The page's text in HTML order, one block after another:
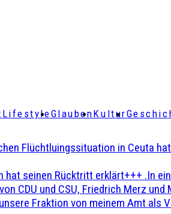
LifestyleGlaubenKultur
Flüchtluingssituation in Ceuta
hat seinen Rücktritt erklärt+++ .In
CDU und CSU, Friedrich Merz und
Fraktion von meinem Amt als